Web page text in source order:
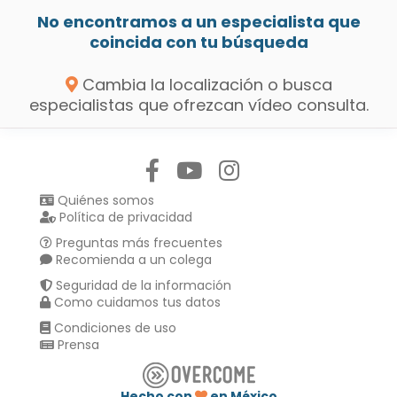
No encontramos a un especialista que
coincida con tu búsqueda
Cambia la localización o busca
especialistas que ofrezcan vídeo consulta.
Quiénes somos
Política de privacidad
Preguntas más frecuentes
Recomienda a un colega
Seguridad de la información
Como cuidamos tus datos
Condiciones de uso
Prensa